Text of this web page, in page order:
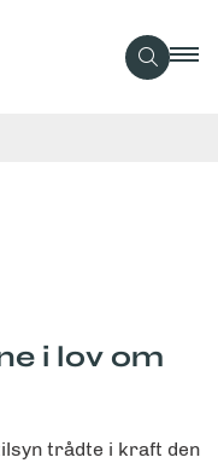
i lov om
trådte i kraft den